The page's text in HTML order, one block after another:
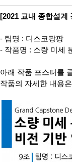
[2021 교내 종합설계
- 팀명 : 디스코팡팡
- 작품명 : 소량 미세
아래 작품 포스터를
작품의 자세한 내용